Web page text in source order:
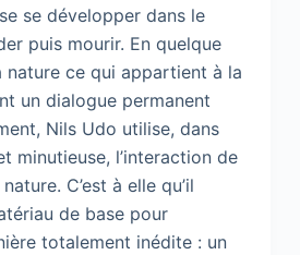
se développer dans le
puis mourir. En quelque
nature ce qui appartient à la
un dialogue permanent
Nils Udo utilise, dans
minutieuse, l’interaction de
C’est à elle qu’il
de base pour
totalement inédite : un